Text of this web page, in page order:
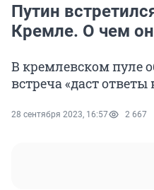
Путин
Кремле. О чем
В кремлевском пуле
встреча «даст
28 сентября 2023, 16:57 2 667